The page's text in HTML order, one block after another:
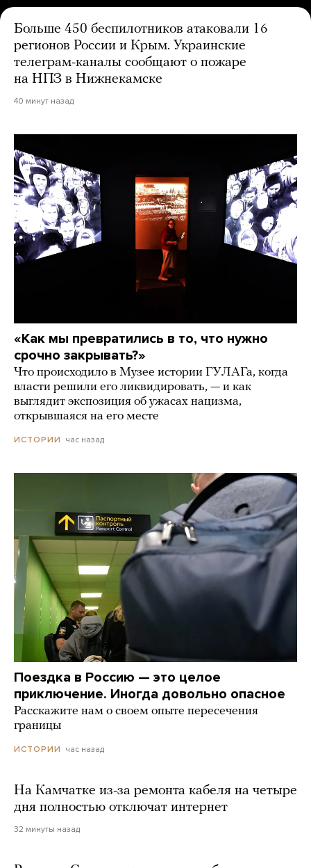
Больше 450 беспилотников атаковали 16
регионов России и Крым. Украинские
телеграм-каналы сообщают о пожаре
на НПЗ в Нижнекамске
40 минут назад
«Как мы превратились в то, что нужно
срочно закрывать?»
Что происходило в Музее истории ГУЛАГа, когда
власти решили его ликвидировать, — и как
выглядит экспозиция об ужасах нацизма,
открывшаяся на его месте
ИСТОРИИ час назад
Поездка в Россию — это целое
приключение. Иногда довольно опасное
Расскажите нам о своем опыте пересечения
границы
ИСТОРИИ час назад
На Камчатке из-за ремонта кабеля на четыре
дня полностью отключат интернет
32 минуты назад